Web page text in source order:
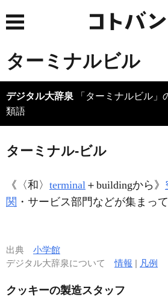
ターミナルビル
デジタル大辞泉 「ターミナルビル」
類語
ターミナル‐ビル
《〈和〉 terminal ＋buildingから》
関 ・サービス部門などが集まっ
出典 小学館
デジタル大辞泉について情報 | 凡例
クッキーの製造スタッフ